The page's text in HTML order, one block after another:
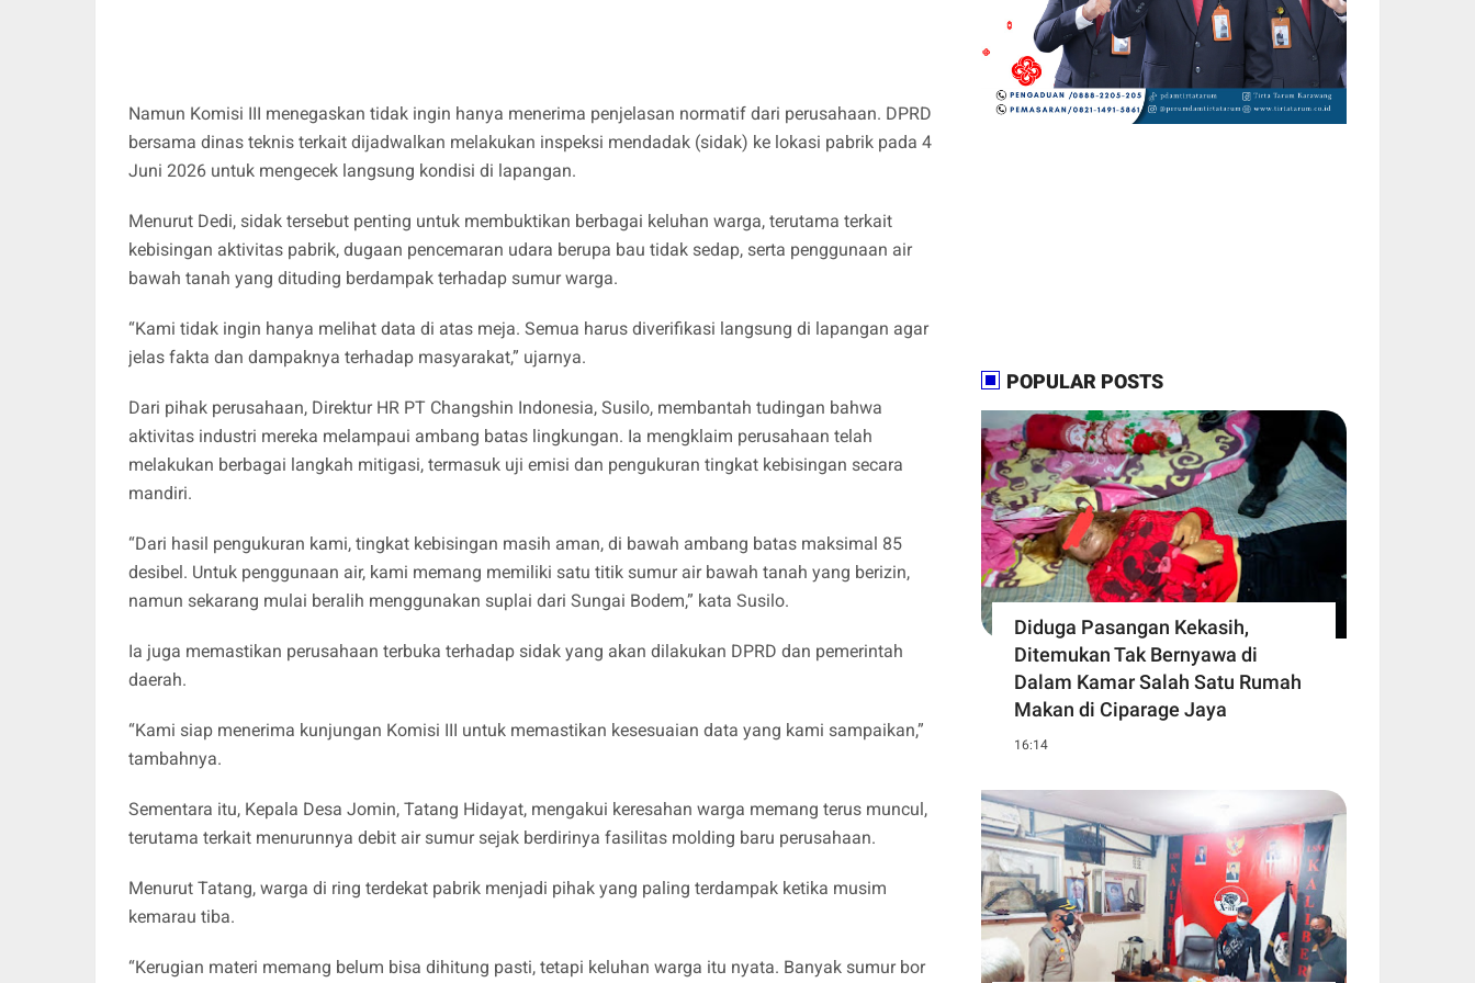
Namun Komisi III menegaskan tidak ingin hanya menerima penjelasan normatif dari perusahaan. DPRD
bersama dinas teknis terkait dijadwalkan melakukan inspeksi mendadak (sidak) ke lokasi pabrik pada 4
Juni 2026 untuk mengecek langsung kondisi di lapangan.
Menurut Dedi, sidak tersebut penting untuk membuktikan berbagai keluhan warga, terutama terkait
kebisingan aktivitas pabrik, dugaan pencemaran udara berupa bau tidak sedap, serta penggunaan air
bawah tanah yang dituding berdampak terhadap sumur warga.
“Kami tidak ingin hanya melihat data di atas meja. Semua harus diverifikasi langsung di lapangan agar
jelas fakta dan dampaknya terhadap masyarakat,” ujarnya.
Dari pihak perusahaan, Direktur HR PT Changshin Indonesia, Susilo, membantah tudingan bahwa
aktivitas industri mereka melampaui ambang batas lingkungan. Ia mengklaim perusahaan telah
melakukan berbagai langkah mitigasi, termasuk uji emisi dan pengukuran tingkat kebisingan secara
mandiri.
“Dari hasil pengukuran kami, tingkat kebisingan masih aman, di bawah ambang batas maksimal 85
desibel. Untuk penggunaan air, kami memang memiliki satu titik sumur air bawah tanah yang berizin,
namun sekarang mulai beralih menggunakan suplai dari Sungai Bodem,” kata Susilo.
Ia juga memastikan perusahaan terbuka terhadap sidak yang akan dilakukan DPRD dan pemerintah
daerah.
“Kami siap menerima kunjungan Komisi III untuk memastikan kesesuaian data yang kami sampaikan,”
tambahnya.
Sementara itu, Kepala Desa Jomin, Tatang Hidayat, mengakui keresahan warga memang terus muncul,
terutama terkait menurunnya debit air sumur sejak berdirinya fasilitas molding baru perusahaan.
Menurut Tatang, warga di ring terdekat pabrik menjadi pihak yang paling terdampak ketika musim
kemarau tiba.
“Kerugian materi memang belum bisa dihitung pasti, tetapi keluhan warga itu nyata. Banyak sumur bor
POPULAR POSTS
Diduga Pasangan Kekasih,
Ditemukan Tak Bernyawa di
Dalam Kamar Salah Satu Rumah
Makan di Ciparage Jaya
16:14